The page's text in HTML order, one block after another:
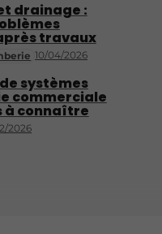
10/04/2026
drainage :
travaux
2026
systèmes
commerciale
à connaître